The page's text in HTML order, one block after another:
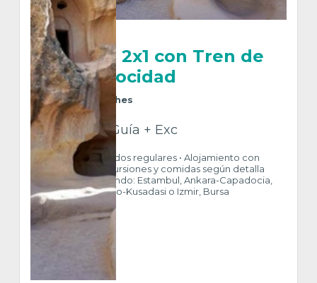
Turquía 2x1 con Tren de
Alta Velocidad
9Días8 Noches
Htl + Trf + Guía + Exc
INCLUYE • Traslados regulares • Alojamiento con
Desayuno • Excursiones y comidas según detalla
itinerario • Visitando: Estambul, Ankara-Capadocia,
Pamukkale-Efeso-Kusadasi o Izmir, Bursa